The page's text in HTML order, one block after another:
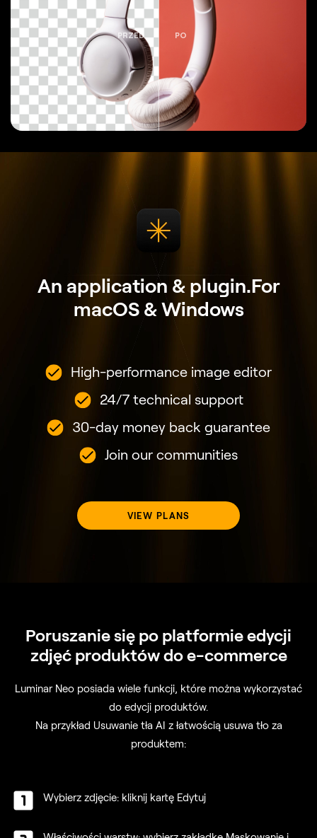
PRZED PO
An application & plugin.For
macOS & Windows
High-performance image editor
24/7 technical support
30-day money back guarantee
Join our communities
VIEW PLANS
Poruszanie się po platformieedycji
zdjęć produktów do e-commerce
Luminar Neo posiada wiele funkcji, które można wykorzystać
do edycji produktów.
Na przykład Usuwanie tła AI z łatwością usuwa tło za
produktem:
Wybierz zdjęcie: kliknij kartę Edytuj